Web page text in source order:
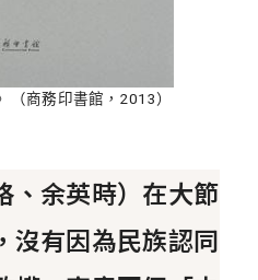
（商務印書館，2013）
、余英時）在大節
沒有因為民族認同